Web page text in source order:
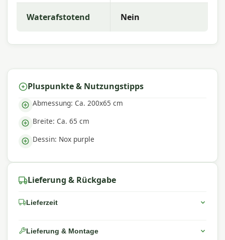
Gartenkissen mit ausgezeichneter Farbechtheit
und Komfort. Die Kollektion zeichnet sich durch
Waterafstotend Nein
Pluspunkte & Nutzungstipps
Abmessung: Ca. 200x65 cm
Breite: Ca. 65 cm
Dessin: Nox purple
Lieferung & Rückgabe
Lieferzeit
Lieferung & Montage